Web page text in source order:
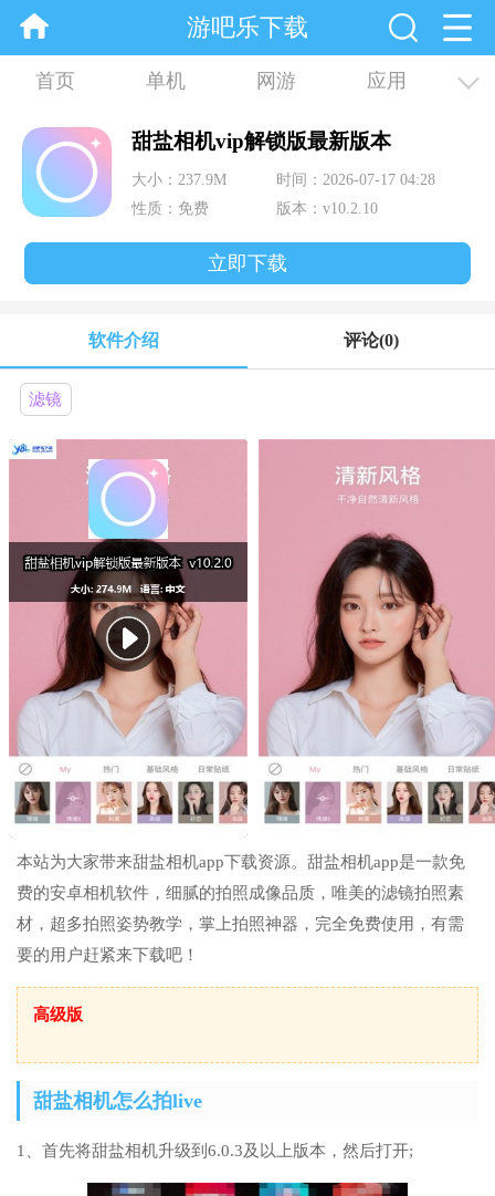
游吧乐下载
首页 单机 网游 应用
资讯 合集
甜盐相机vip解锁版最新版本
大小：237.9M
时间：2026-07-17 04:28
性质：免费
版本：v10.2.10
立即下载
软件介绍 评论(0)
滤镜
本站为大家带来甜盐相机app下载资源。甜盐相机app是一款免
费的安卓相机软件，细腻的拍照成像品质，唯美的滤镜拍照素
材，超多拍照姿势教学，掌上拍照神器，完全免费使用，有需
要的用户赶紧来下载吧！
高级版
甜盐相机怎么拍live
1、首先将甜盐相机升级到6.0.3及以上版本，然后打开;